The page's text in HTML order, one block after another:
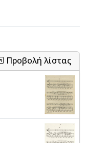
Προβολή λίστας